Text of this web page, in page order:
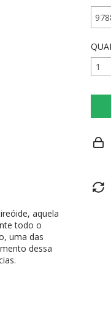
aquela
todo o
uma das
dessa